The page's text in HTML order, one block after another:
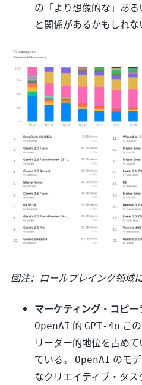
の「より想像的な」あ
と関係があるかもしれな
図注：ロールプレイング領域
マーケティング・コピー
OpenAI 的 GPT-4o こ
リーダー的地位を占め
ている。
OpenAI のモ
なクリエイティブ・タ